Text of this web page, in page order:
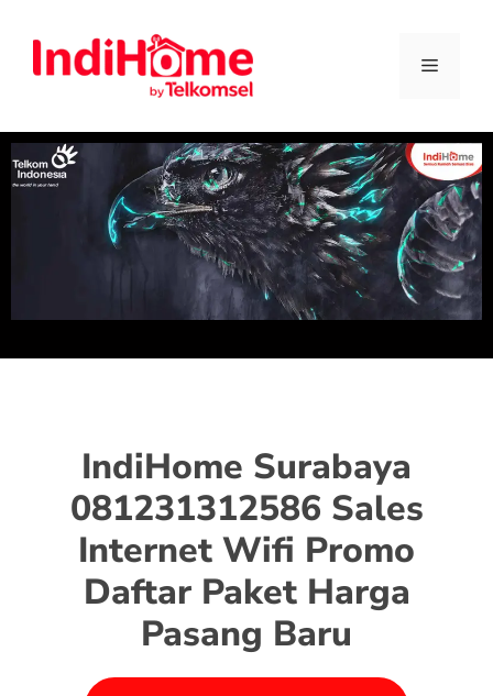
IndiHome Surabaya
081231312586 Sales
Internet Wifi Promo
Daftar Paket Harga
Pasang Baru